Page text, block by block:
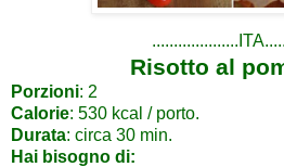
Risotto al
Porzioni: 2
Calorie: 530 kcal / porto.
Durata: circa 30 min.
Hai bisogno di: